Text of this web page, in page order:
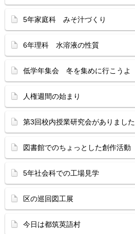
5年家庭科 みそ汁づくり
6年理科 水溶液の性質
低学年集会 冬を集めに行こうよ
人権週間の始まり
第3回校内授業研究会がありました
図書館でのちょっとした創作活動
5年社会科での工場見学
区の巡回図工展
今日は都筑英語村